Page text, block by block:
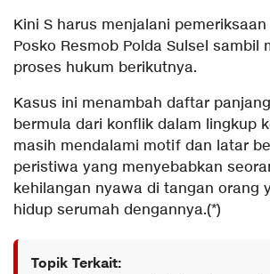
Kini S harus menjalani
Posko Resmob Polda Sulsel sambil
proses hukum berikutnya.
Kasus ini menambah daftar
bermula dari konflik dalam lingkup
masih mendalami motif dan latar
peristiwa yang menyebabkan
kehilangan nyawa di tangan orang
hidup serumah dengannya.(*)
Topik Terkait: